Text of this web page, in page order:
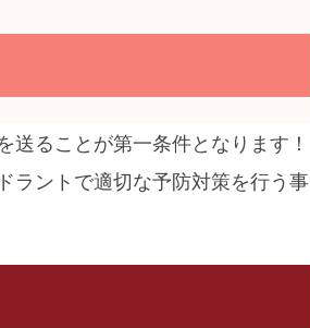
送ることが第一条件となります！
ラントで適切な予防対策を行う事